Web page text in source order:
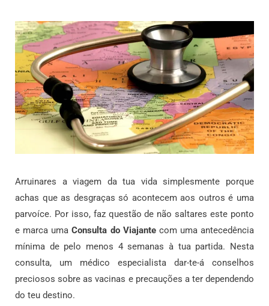
Arruinares a viagem da tua vida simplesmente porque
achas que as desgraças só acontecem aos outros é uma
parvoíce. Por isso, faz questão de não saltares este ponto
e marca umaConsulta do Viajantecom uma antecedência
mínima de pelo menos 4 semanas à tua partida. Nesta
consulta, um médico especialista dar-te-á conselhos
preciosos sobre as vacinas e precauções a ter dependendo
do teu destino.